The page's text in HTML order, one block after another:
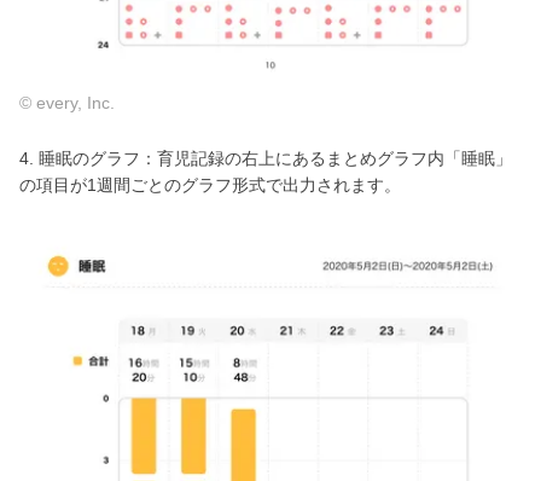
© every, Inc.
4. 睡眠のグラフ：育児記録の右上にあるまとめグラフ内「睡眠」
の項目が1週間ごとのグラフ形式で出力されます。